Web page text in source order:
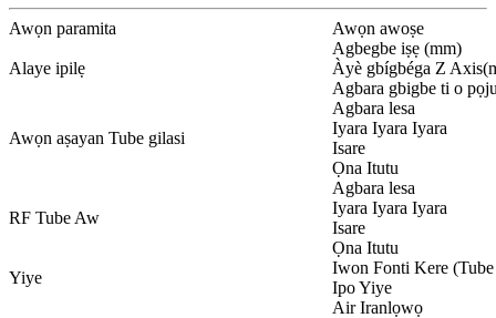
Awọn paramita Awọn awoṣe
Alaye ipilẹ
Agbegbe iṣẹ (mm)
Àyè gbígbéga Z
Agbara gbigbe ti o
Awọn aṣayan Tube gilasi
Agbara lesa
Iyara Iyara Iyara
Isare
Ọna Itutu
RF Tube Aw
Agbara lesa
Iyara Iyara Iyara
Isare
Ọna Itutu
Yiye
Iwon Fonti Kere
Ipo Yiye
Air Iranlọwọ